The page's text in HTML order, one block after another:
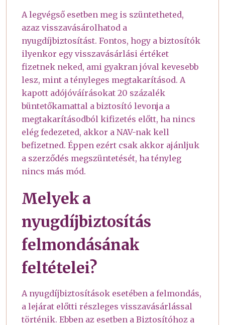
A legvégső esetben meg is szüntetheted,
azaz visszavásárolhatod a
nyugdíjbiztosítást. Fontos, hogy a biztosítók
ilyenkor egy visszavásárlási értéket
fizetnek neked, ami gyakran jóval kevesebb
lesz, mint a tényleges megtakarításod. A
kapott adójóváírásokat 20 százalék
büntetőkamattal a biztosító levonja a
megtakarításodból kifizetés előtt, ha nincs
elég fedezeted, akkor a NAV-nak kell
befizetned. Éppen ezért csak akkor ajánljuk
a szerződés megszüntetését, ha tényleg
nincs más mód.
Melyek a
nyugdíjbiztosítás
felmondásának
feltételei?
A nyugdíjbiztosítások esetében a felmondás,
a lejárat előtti részleges visszavásárlással
történik. Ebben az esetben a Biztosítóhoz a